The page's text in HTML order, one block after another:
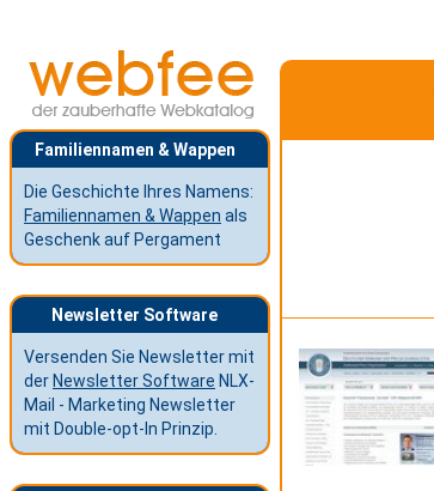
Familiennamen & Wappen
Die Geschichte Ihres Namens:
Familiennamen & Wappen als
Geschenk auf Pergament
Newsletter Software
Versenden Sie Newsletter mit
der Newsletter Software NLX-
Mail - Marketing Newsletter
mit Double-opt-In Prinzip.